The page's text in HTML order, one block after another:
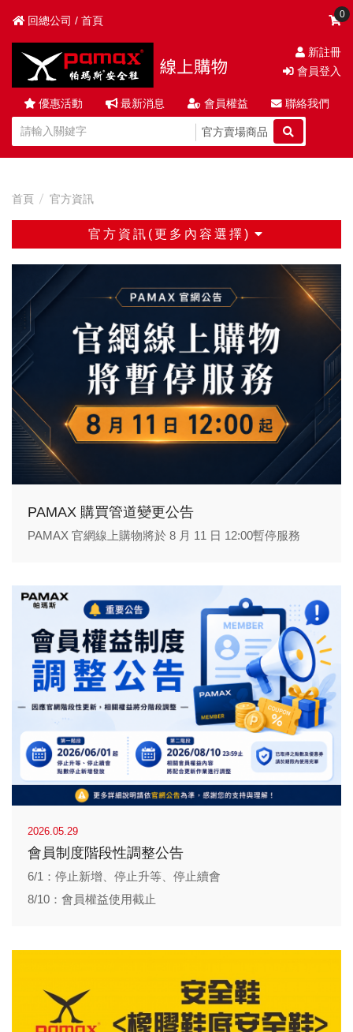
回總公司 / 首頁
0
新註冊
會員登入
優惠活動 最新消息 會員權益 聯絡我們
官方賣場商品
首頁 官方資訊
官方資訊(更多內容選擇)
PAMAX 購買管道變更公告
PAMAX 官網線上購物將於 8 月 11 日 12:00暫停服務
2026.05.29
會員制度階段性調整公告
6/1：停止新增、停止升等、停止續會
8/10：會員權益使用截止